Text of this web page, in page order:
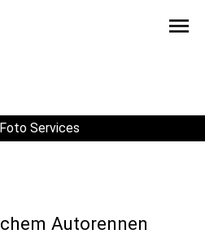
menu
Services
Autorennen